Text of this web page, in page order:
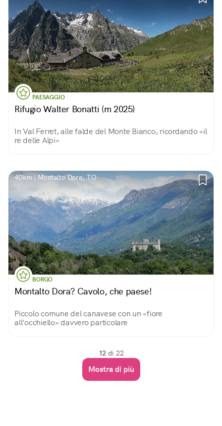
PAESAGGIO
Rifugio Walter Bonatti (m 2025)
In Val Ferret, alle falde del Monte Bianco, ricordando «il
re delle Alpi»
40km | Montalto Dora, TO
BORGO
Montalto Dora? Cavolo, che paese!
Piccolo comune del canavese con un «fiore
all'occhiello» davvero particolare
12 di 22
Mostra di più